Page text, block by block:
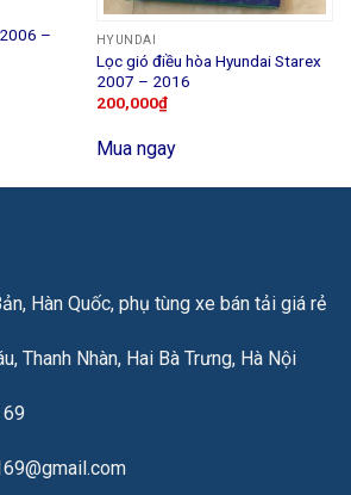
–
HYUNDAI
Lọc gió điều hòa Hyundai Starex
2007 – 2016
200,000₫
Mua ngay
Hàn Quốc, phụ tùng xe bán tải giá rẻ
Thanh Nhàn, Hai Bà Trưng, Hà Nội